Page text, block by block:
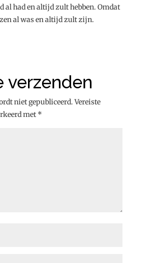
al had en altijd zult hebben. Omdat
al was en altijd zult zijn.
verzenden
niet gepubliceerd. Vereiste
met *